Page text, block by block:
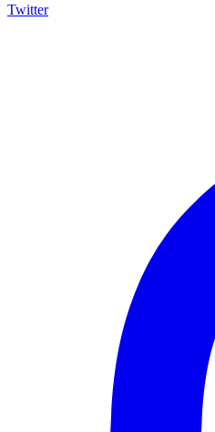
Twitter